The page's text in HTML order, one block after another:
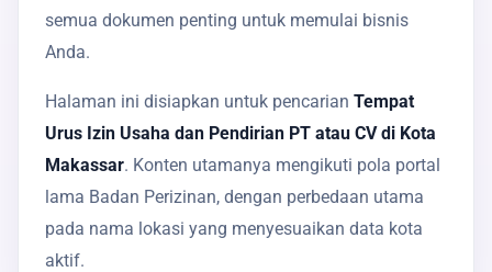
semua dokumen penting untuk memulai bisnis
Anda.
Halaman ini disiapkan untuk pencarian Tempat
Urus Izin Usaha dan Pendirian PT atau CV di Kota
Makassar. Konten utamanya mengikuti pola portal
lama Badan Perizinan, dengan perbedaan utama
pada nama lokasi yang menyesuaikan data kota
aktif.